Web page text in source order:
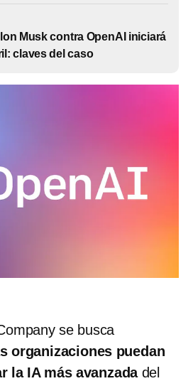
Musk contra OpenAI iniciará
claves del caso
se busca
organizaciones puedan
la IA más avanzada del